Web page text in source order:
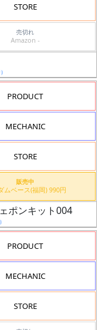
STORE
売切れ
Amazon -
PRODUCT
MECHANIC
STORE
販売中
ガンダムベース(福岡) 990円
ポンキット004
PRODUCT
MECHANIC
STORE